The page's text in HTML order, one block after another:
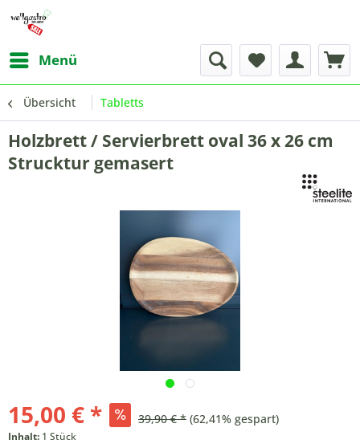
Menü
Übersicht Tabletts
Holzbrett / Servierbrett oval 36 x 26 cm
Strucktur gemasert
15,00 € * 39,90 € * (62,41% gespart)
Inhalt: 1 Stück